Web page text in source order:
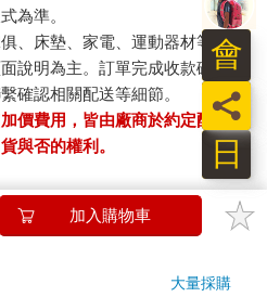
為準。
、床墊、家電、運動器材等）及
說明為主。訂單完成收款確認
確認相關配送等細節。
價費用，皆由廠商於約定配送時
與否的權利。
ATM! 如接獲電話要求您前往
，以免受騙上當！
加入購物車
大量採購
日